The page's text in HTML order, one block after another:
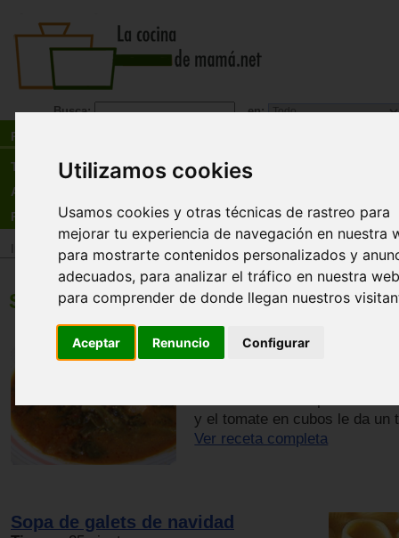
Utilizamos cookies
Usamos cookies y otras técnicas de rastreo para
mejorar tu experiencia de navegación en nuestra
para mostrarte contenidos personalizados y
adecuados, para analizar el tráfico en nuestra
para comprender de donde llegan nuestros
Aceptar Renuncio Configurar
Busca: en:
Recetas
Tienda
Actualidad
Registro
Recetas>Sopas y cremas
Sopas y cremas
Sopa de acelga con
Tiempo:
y el tomate en cubos le da un
Ver receta completa
Sopa de galets de navidad